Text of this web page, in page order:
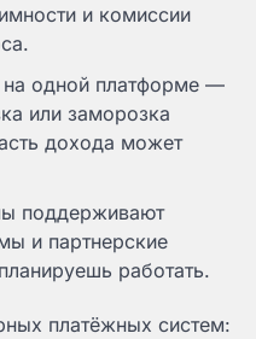
и комиссии
на одной платформе —
или заморозка
дохода может
поддерживают
и партнерские
работать.
платёжных систем: